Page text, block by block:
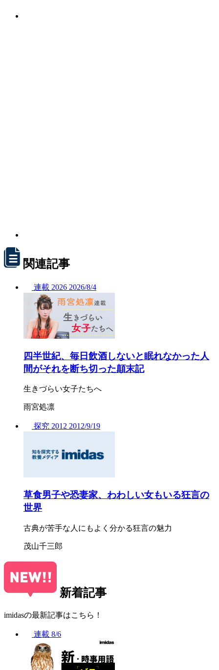
関連記事
連載 2026 2026/8/4
四半世紀、毎日飲酒しないと眠れなかった人
間がそれを断ち切った顛末記
生きづらい女子たちへ
雨宮処凛
探究 2012 2012/9/19
草食男子や恐妻家、わわしい女もいる狂言の
世界
古典が苦手な人にもよく分かる狂言の魅力
茂山千三郎
新着記事
imidasの最新記事はこちら！
連載 8/6